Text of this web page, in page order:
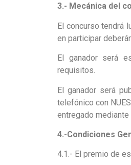
3.- Mecánica del
El concurso tendrá
en participar
El ganador será
requisitos.
El ganador será
telefónico con
entregado
4.-Condiciones
4.1.- El premio de